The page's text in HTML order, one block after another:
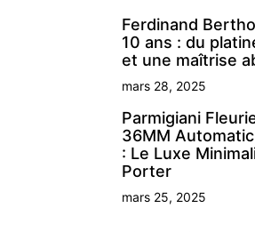
Ferdinand
10 ans : du
et une maîtrise
mars 28, 2025
Parmigiani
36MM
: Le Luxe
Porter
mars 25, 2025